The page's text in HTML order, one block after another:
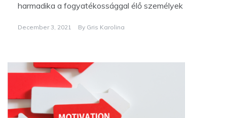
harmadika a fogyatékossággal élő személyek
December 3, 2021 By Gris Karolina